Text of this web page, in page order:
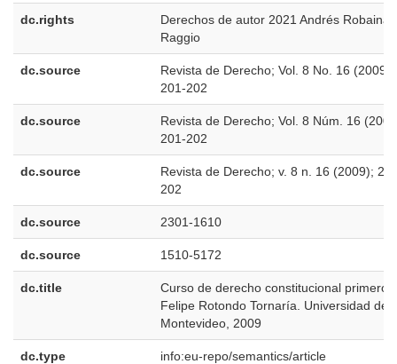
dc.rights
Derechos de autor 2021 Andrés Robaina
Raggio
dc.source
Revista de Derecho; Vol. 8 No. 16 (2009);
201-202
dc.source
Revista de Derecho; Vol. 8 Núm. 16
201-202
dc.source
Revista de Derecho; v. 8 n. 16 (2009);
202
dc.source 2301-1610
dc.source 1510-5172
dc.title
Curso de derecho constitucional primero,
Felipe Rotondo Tornaría. Universidad de
Montevideo, 2009
dc.type info:eu-repo/semantics/article